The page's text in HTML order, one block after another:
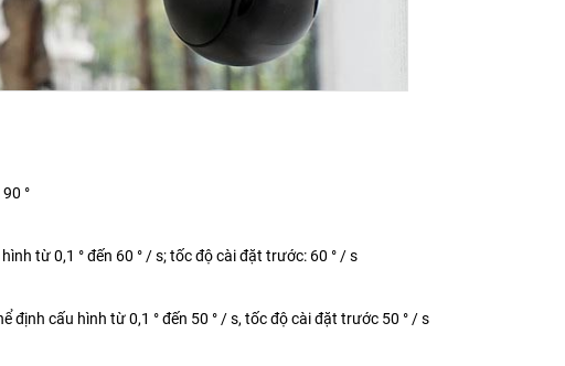
°
từ 0,1 ° đến 60 ° / s; tốc độ cài đặt trước: 60 ° / s
định cấu hình từ 0,1 ° đến 50 ° / s, tốc độ cài đặt trước 50 ° / s